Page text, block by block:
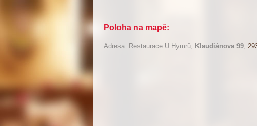
Poloha na mapě:
Adresa: Restaurace U Hymrů, Klaudiánova 99,